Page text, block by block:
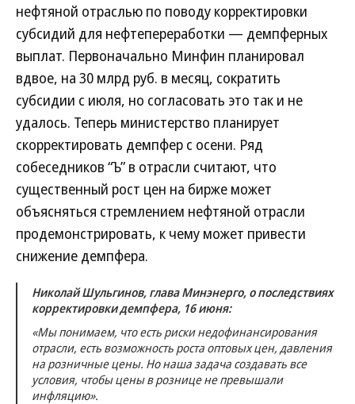
нефтяной отраслью по поводу корректировки
субсидий для нефтепереработки — демпферных
выплат. Первоначально Минфин планировал
вдвое, на 30 млрд руб. в месяц, сократить
субсидии с июля, но согласовать это так и не
удалось. Теперь министерство планирует
скорректировать демпфер с осени. Ряд
собеседников “Ъ” в отрасли считают, что
существенный рост цен на бирже может
объясняться стремлением нефтяной отрасли
продемонстрировать, к чему может привести
снижение демпфера.
Николай Шульгинов, глава Минэнерго, о последствиях
корректировки демпфера, 16 июня:
«Мы понимаем, что есть риски недофинансирования
отрасли, есть возможность роста оптовых цен, давления
на розничные цены. Но наша задача создавать все
условия, чтобы цены в рознице не превышали
инфляцию».